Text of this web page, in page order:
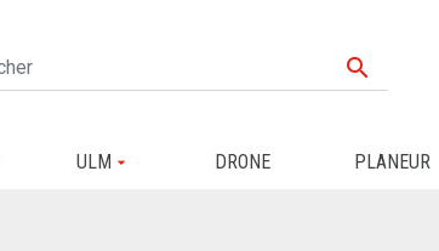

ULM DRONE PLANEUR